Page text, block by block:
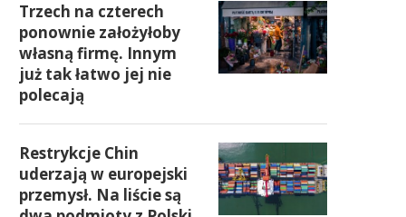
Trzech na czterech
ponownie założyłoby
własną firmę. Innym
już tak łatwo jej nie
polecają
Restrykcje Chin
uderzają w europejski
przemysł. Na liście są